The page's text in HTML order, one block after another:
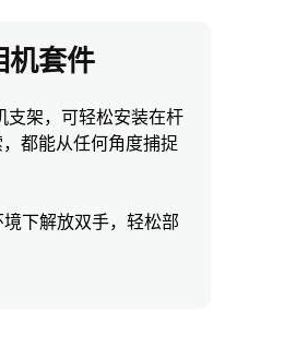
机套件
支架，可轻松安装在杆
都能从任何角度捕捉
下解放双手，轻松部